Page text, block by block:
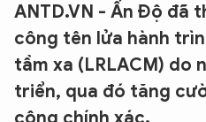
ANTD.VN - Ấn Độ đã
công tên lửa hành
tầm xa (LRLACM) do
triển, qua đó tăng